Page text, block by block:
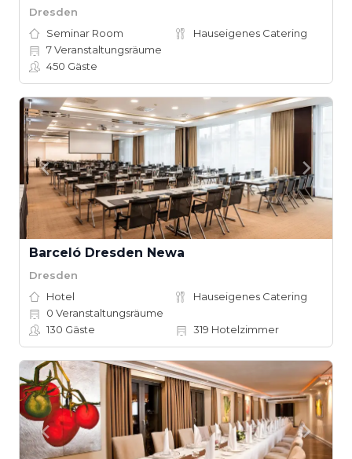
Dresden
Seminar Room
Hauseigenes Catering
7Veranstaltungsräume
450 Gäste
Barceló Dresden Newa
Dresden
Hotel
Hauseigenes Catering
0 Veranstaltungsräume
130 Gäste 319 Hotelzimmer